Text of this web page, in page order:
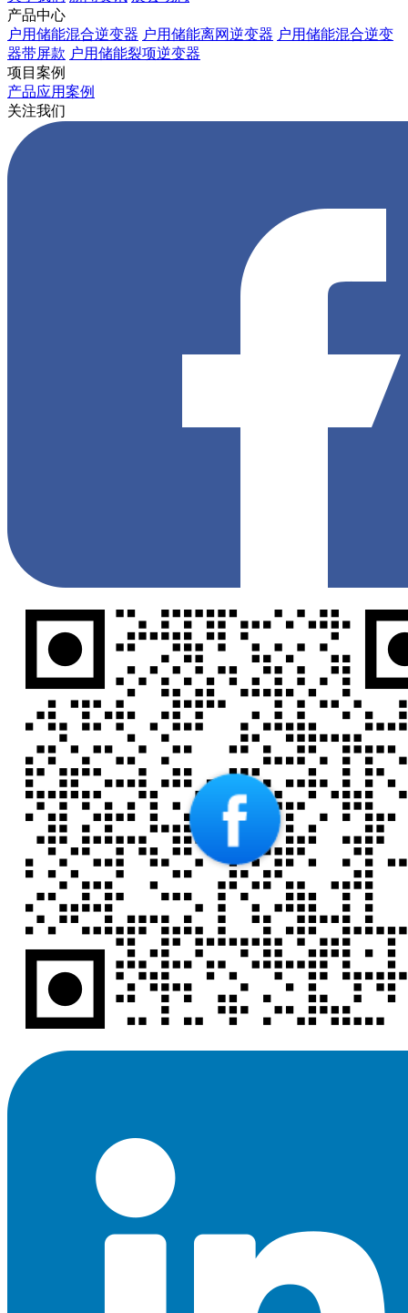
产品中心
户用储能混合逆变器 户用储能离网逆变器 户用储能混合逆变
器带屏款 户用储能裂项逆变器
项目案例
产品应用案例
关注我们